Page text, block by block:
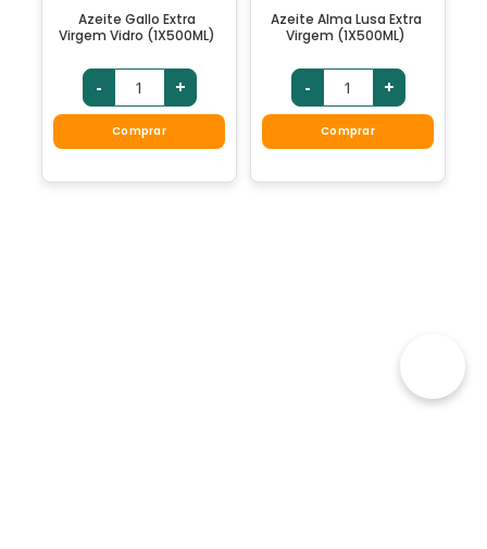
Azeite Gallo Extra
Virgem Vidro (1X500ML)
- +
Comprar
Azeite Alma Lusa Extra
Virgem (1X500ML)
- +
Comprar